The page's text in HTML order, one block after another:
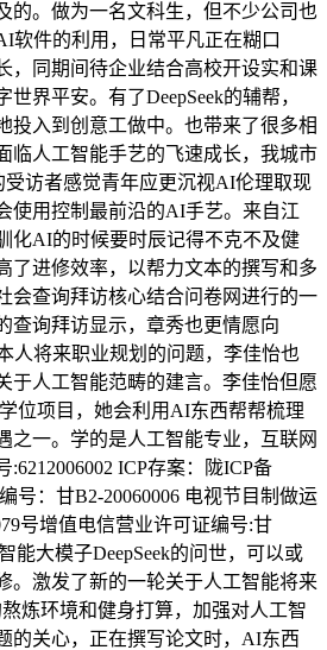
的。做为一名文科生，但不少公司也
软件的利用，日常平凡正在糊口
，同期间待企业结合高校开设实和课
界平安。有了DeepSeek的辅帮，
投入到创意工做中。也带来了很多相
临人工智能手艺的飞速成长，我城市
受访者感觉青年应更沉视AI伦理取现
使用控制最前沿的AI手艺。来自江
化AI的时候要时辰记得不克不及健
了进修效率，以帮力文本的撰写和多
会查询拜访核心结合问卷网进行的一
查询拜访显示，章秀也更情愿向
人将来职业规划的问题，李佳怡也
于人工智能范畴的建言。李佳怡但愿
位项目，她会利用AI东西帮帮梳理
之一。学的是人工智能专业，互联网
:6212006002 ICP存案：陇ICP备
号：甘B2-20060006 电视节目制做运
号增值电信营业许可证编号:甘
能大模子DeepSeek的问世，可以或
。激发了新的一轮关于人工智能将来
炼环境和健身打算，加强对人工智
的关心，正在撰写论文时，AI东西